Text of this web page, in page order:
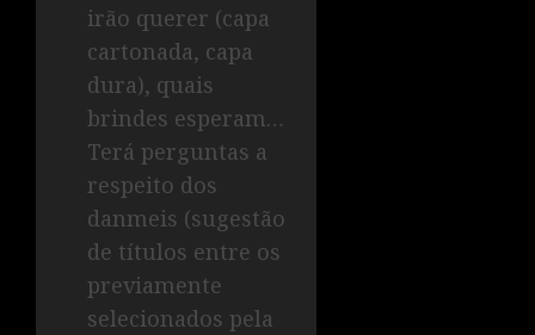
irão querer (capa
cartonada, capa
dura), quais
brindes esperam…
Terá perguntas a
respeito dos
danmeis (sugestão
de títulos entre os
previamente
selecionados pela